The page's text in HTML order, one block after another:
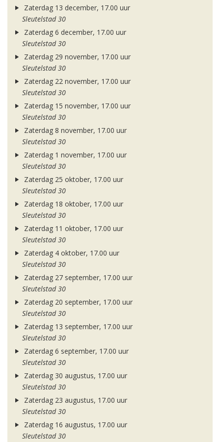
Zaterdag 13 december, 17.00 uur
Sleutelstad 30
Zaterdag 6 december, 17.00 uur
Sleutelstad 30
Zaterdag 29 november, 17.00 uur
Sleutelstad 30
Zaterdag 22 november, 17.00 uur
Sleutelstad 30
Zaterdag 15 november, 17.00 uur
Sleutelstad 30
Zaterdag 8 november, 17.00 uur
Sleutelstad 30
Zaterdag 1 november, 17.00 uur
Sleutelstad 30
Zaterdag 25 oktober, 17.00 uur
Sleutelstad 30
Zaterdag 18 oktober, 17.00 uur
Sleutelstad 30
Zaterdag 11 oktober, 17.00 uur
Sleutelstad 30
Zaterdag 4 oktober, 17.00 uur
Sleutelstad 30
Zaterdag 27 september, 17.00 uur
Sleutelstad 30
Zaterdag 20 september, 17.00 uur
Sleutelstad 30
Zaterdag 13 september, 17.00 uur
Sleutelstad 30
Zaterdag 6 september, 17.00 uur
Sleutelstad 30
Zaterdag 30 augustus, 17.00 uur
Sleutelstad 30
Zaterdag 23 augustus, 17.00 uur
Sleutelstad 30
Zaterdag 16 augustus, 17.00 uur
Sleutelstad 30